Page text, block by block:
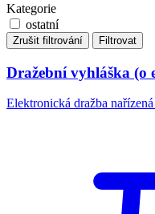
Kategorie
ostatní
Zrušit filtrování Filtrovat
Dražební vyhláška (o
Elektronická dražba